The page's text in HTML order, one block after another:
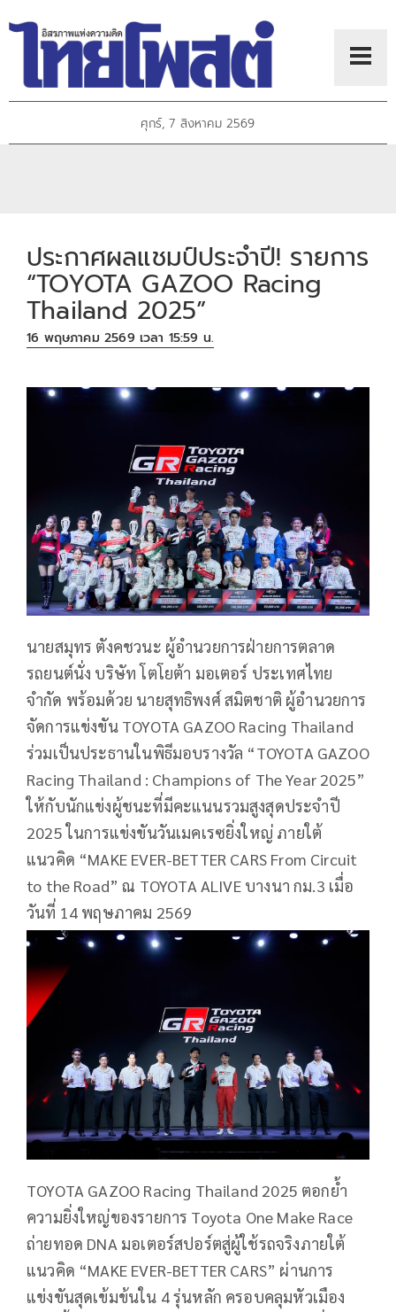
ศุกร์, 7 สิงหาคม 2569
ประกาศผลแชมป์ประจำปี! รายการ
“TOYOTA GAZOO Racing
Thailand 2025”
16 พฤษภาคม 2569 เวลา 15:59 น.
นายสมุทร ตังคชวนะ ผู้อำนวยการฝ่ายการตลาด
รถยนต์นั่ง บริษัท โตโยต้า มอเตอร์ ประเทศไทย
จำกัด พร้อมด้วย นายสุทธิพงศ์ สมิตชาติ ผู้อำนวยการ
จัดการแข่งขัน TOYOTA GAZOO Racing Thailand
ร่วมเป็นประธานในพิธีมอบรางวัล “TOYOTA GAZOO
Racing Thailand : Champions of The Year 2025”
ให้กับนักแข่งผู้ชนะที่มีคะแนนรวมสูงสุดประจำปี
2025 ในการแข่งขันวันเมคเรซยิ่งใหญ่ ภายใต้
แนวคิด “MAKE EVER-BETTER CARS From Circuit
to the Road” ณ TOYOTA ALIVE บางนา กม.3 เมื่อ
วันที่ 14 พฤษภาคม 2569
TOYOTA GAZOO Racing Thailand 2025 ตอกย้ำ
ความยิ่งใหญ่ของรายการ Toyota One Make Race
ถ่ายทอด DNA มอเตอร์สปอร์ตสู่ผู้ใช้รถจริงภายใต้
แนวคิด “MAKE EVER-BETTER CARS” ผ่านการ
แข่งขันสุดเข้มข้นใน 4 รุ่นหลัก ครอบคลุมหัวเมือง